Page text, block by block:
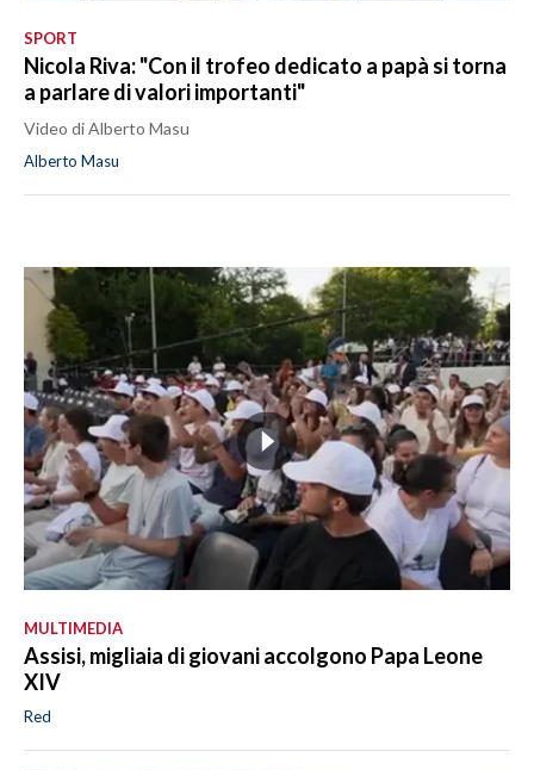
SPORT
Nicola Riva: "Con il trofeo dedicato a papà si torna
a parlare di valori importanti"
Video di Alberto Masu
Alberto Masu
MULTIMEDIA
Assisi, migliaia di giovani accolgono Papa Leone
XIV
Red